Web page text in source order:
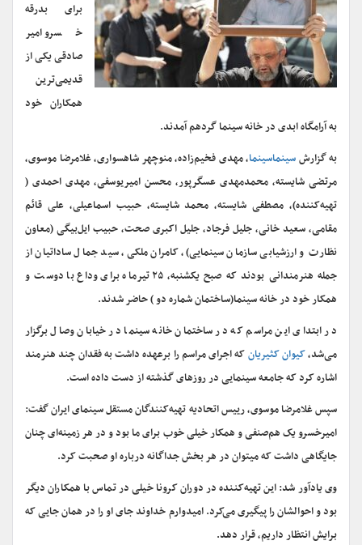
برای بدرقه
خسرو امیر
صادقی یکی از
قدیمی‌ترین
همکاران خود
به آرامگاه ابدی در خانه سینما گردهم آمدند.
به گزارشسینماسینما، مهدی فخیم‌زاده، منوچهر شاهسواری، غلامرضا موسوی،
مرتضی شایسته، محمدمهدی عسگرپور، محسن امیریوسفی، مهدی احمدی (
تهیه‌کننده)، مصطفی شایسته، محمد شایسته، حبیب اسماعیلی، علی قائم
مقامی، سعید خانی، جلیل فرجاد، جلیل اکبری صحت، حبیب ایل‌بیگی (معاون
نظارت و ارزشیابی سازمان سینمایی)، کامران ملکی، سید جمال ساداتیان از
جمله هنرمندانی بودند که صبح یکشنبه، ۲۵ تیرماه برای وداع با دوست و
همکار خود در خانه سینما(ساختمان شماره دو ) حاضر شدند.
در ابتدای این مراسم که در ساختمان خانه سینما در خیابان وصال برگزار
می‌شد،کیوان کثیریانکه اجرای مراسم را برعهده داشت به فقدان چند هنرمند
اشاره کرد که جامعه سینمایی در روزهای گذشته از دست داده است.
سپس غلامرضا موسوی، رییس اتحادیه تهیه‌کنندگان مستقل سینمای ایران گفت:
امیرخسرو یک هم‌صنفی و همکار خیلی خوب برای ما بود و در هر زمینه‌ای چنان
جایگاهی داشت که میتوان در هر بخش جداگانه درباره او صحبت کرد.
وی یادآور شد: این تهیه‌کننده در دوران کرونا خیلی در تماس با همکاران دیگر
بود و احوالشان را پیگیری می‌کرد. امیدوارم خداوند جای او را در همان جایی که
برایش انتظار داریم، قرار دهد.